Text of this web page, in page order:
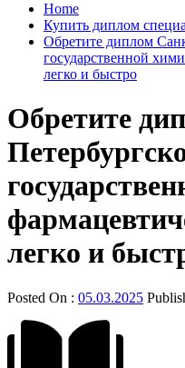
Home
Купить диплом
Обретите диплом
государственной
легко и быстро
Обретите
легко и
Posted On : 05.03.2025